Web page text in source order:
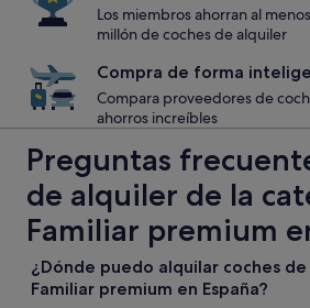
Los miembros ahorran al
millón de coches de alquiler
Compra de forma
Compara proveedores de
ahorros increíbles
Preguntas
de alquiler de la
Familiar premium
¿Dónde puedo alquilar coches
Familiar premium en España?